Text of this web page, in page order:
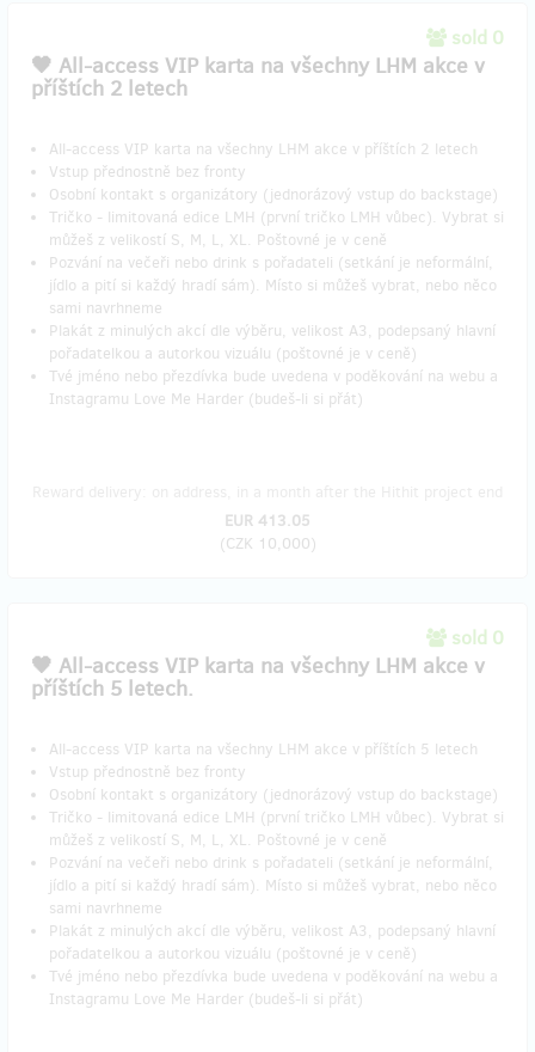
sold 0
​🖤 All-access VIP karta na všechny LHM akce v
příštích 2 letech
All-access VIP karta na všechny LHM akce v příštích 2 letech
Vstup přednostně bez fronty
Osobní kontakt s organizátory (jednorázový vstup do backstage)
Tričko - limitovaná edice LMH (první tričko LMH vůbec). Vybrat si
můžeš z velikostí S, M, L, XL. Poštovné je v ceně
Pozvání na večeři nebo drink s pořadateli (setkání je neformální,
jídlo a pití si každý hradí sám). Místo si můžeš vybrat, nebo něco
sami navrhneme
Plakát z minulých akcí dle výběru, velikost A3, podepsaný hlavní
pořadatelkou a autorkou vizuálu (poštovné je v ceně)
Tvé jméno nebo přezdívka bude uvedena v poděkování na webu a
Instagramu Love Me Harder (budeš-li si přát)
EUR 413.05
(CZK 10,000)
sold 0
​🖤 All-access VIP karta na všechny LHM akce v
příštích 5 letech.
All-access VIP karta na všechny LHM akce v příštích 5 letech
Vstup přednostně bez fronty
Osobní kontakt s organizátory (jednorázový vstup do backstage)
Tričko - limitovaná edice LMH (první tričko LMH vůbec). Vybrat si
můžeš z velikostí S, M, L, XL. Poštovné je v ceně
Pozvání na večeři nebo drink s pořadateli (setkání je neformální,
jídlo a pití si každý hradí sám). Místo si můžeš vybrat, nebo něco
sami navrhneme
Plakát z minulých akcí dle výběru, velikost A3, podepsaný hlavní
pořadatelkou a autorkou vizuálu (poštovné je v ceně)
Tvé jméno nebo přezdívka bude uvedena v poděkování na webu a
Instagramu Love Me Harder (budeš-li si přát)